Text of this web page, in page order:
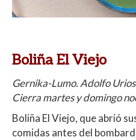
Boliña El Viejo
Gernika-Lumo. Adolfo
Cierra martes y domingo
Boliña El Viejo, que abrió
comidas antes del